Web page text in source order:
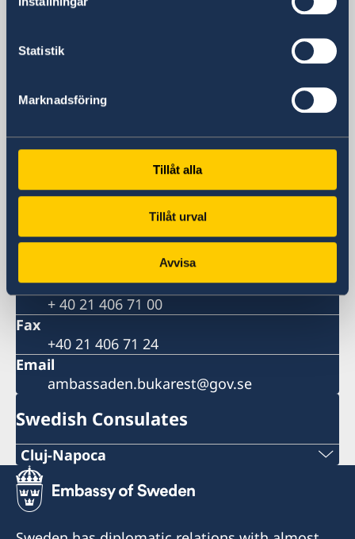
Statistik
Marknadsföring
Tillåt alla
Tillåt urval
Avvisa
Sweden in Romania, Bucharest
Visiting address
011343 Bucharest
Postal address
Căsuța Poștală 2-142
014730 Bucureşti
Phone
+ 40 21 406 71 00
Fax
+40 21 406 71 24
Email
ambassaden.bukarest@gov.se
Swedish Consulates
Cluj-Napoca
Telefon
+40 720 660620